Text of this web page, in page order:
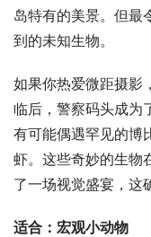
岛特有的美景。但最
到的未知生物。
如果你热爱微距摄影
临后，警察码头成为
有可能偶遇罕见的博
虾。这些奇妙的生物
了一场视觉盛宴，这
适合：宏观小动物